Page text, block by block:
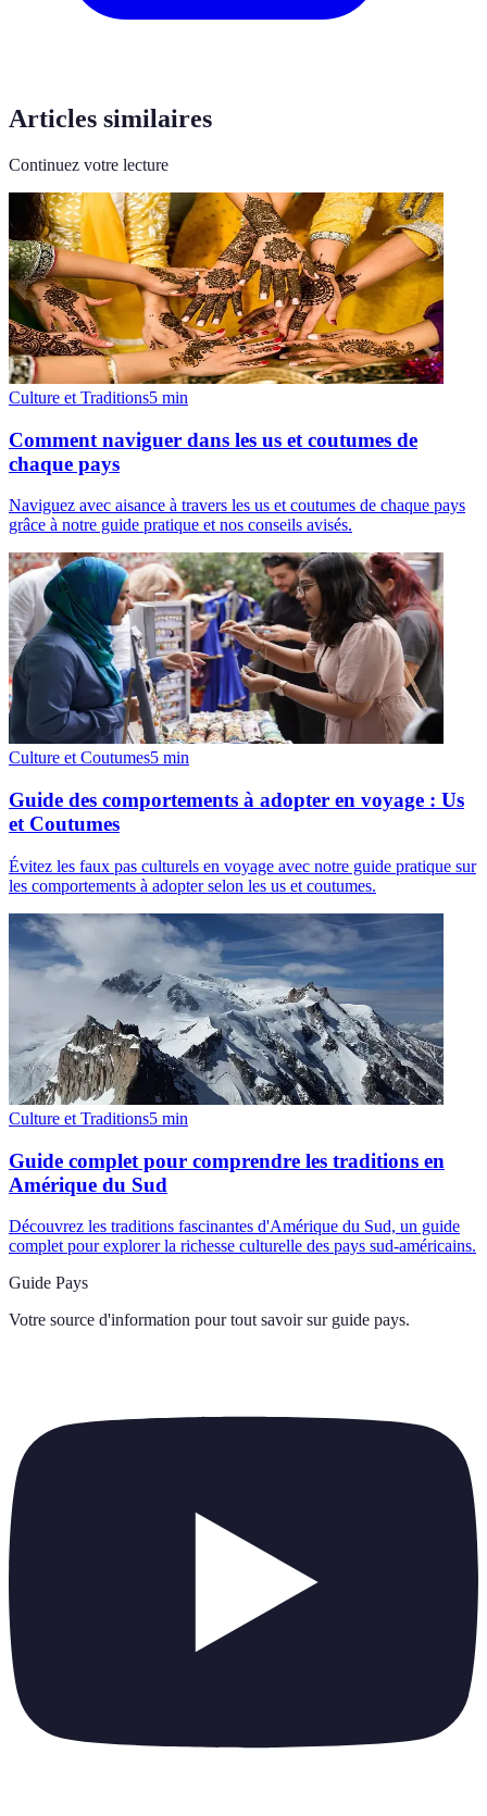
Articles similaires
Continuez votre lecture
Culture et Traditions5 min
Comment naviguer dans les us et coutumes de
chaque pays
Naviguez avec aisance à travers les us et coutumes de chaque pays
grâce à notre guide pratique et nos conseils avisés.
Culture et Coutumes5 min
Guide des comportements à adopter en voyage : Us
et Coutumes
Évitez les faux pas culturels en voyage avec notre guide pratique sur
les comportements à adopter selon les us et coutumes.
Culture et Traditions5 min
Guide complet pour comprendre les traditions en
Amérique du Sud
Découvrez les traditions fascinantes d'Amérique du Sud, un guide
complet pour explorer la richesse culturelle des pays sud-américains.
Guide Pays
Votre source d'information pour tout savoir sur guide pays.